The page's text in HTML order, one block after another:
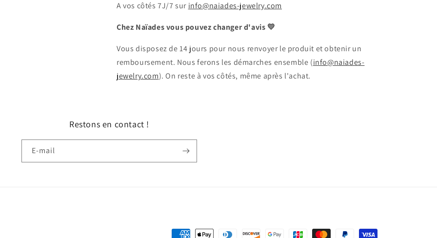
A vos côtés 7J/7 sur info@naiades-jewelry.com
Chez Naïades vous pouvez changer d'avis 💛
Vous disposez de 14 jours pour nous renvoyer le produit et obtenir un
remboursement. Nous ferons les démarches ensemble (info@naiades-
jewelry.com). On reste à vos côtés, même après l'achat.
Restons en contact !
E-mail
Moyens